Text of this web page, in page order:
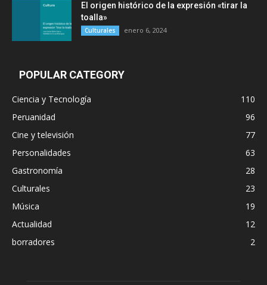
El origen histórico de la expresión «tirar la
toalla»
Culturales enero 6, 2024
POPULAR CATEGORY
Ciencia y Tecnología
110
Peruanidad
96
Cine y televisión
77
Personalidades
63
Gastronomía
28
Culturales
23
Música
19
Actualidad
12
borradores
2